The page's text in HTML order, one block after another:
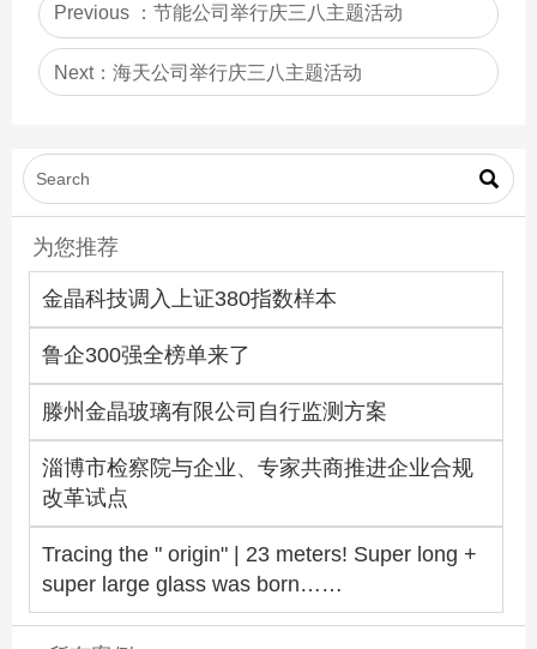
Previous ：节能公司举行庆三八主题活动
Next：海天公司举行庆三八主题活动

为您推荐
金晶科技调入上证380指数样本
鲁企300强全榜单来了
滕州金晶玻璃有限公司自行监测方案
淄博市检察院与企业、专家共商推进企业合规
改革试点
Tracing the " origin" | 23 meters! Super long +
super large glass was born……